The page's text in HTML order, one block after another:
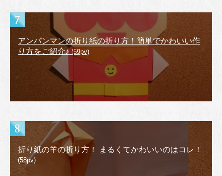
アンパンマンの折り紙の折り方！簡単でかわいい作
り方をご紹介♪ (59pv)
折り紙の羊の折り方！ まるくてかわいいのはコレ！
(58pv)